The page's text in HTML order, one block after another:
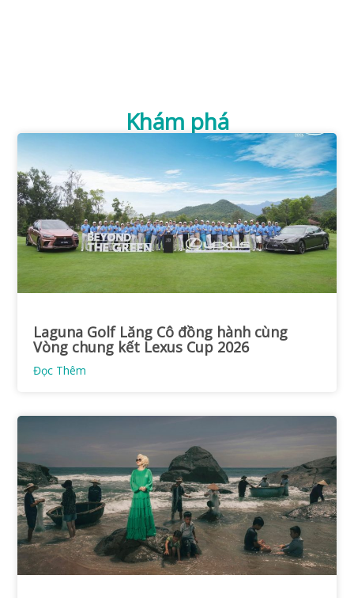
Khám phá
Laguna Golf Lăng Cô đồng hành cùng
Vòng chung kết Lexus Cup 2026
Đọc Thêm